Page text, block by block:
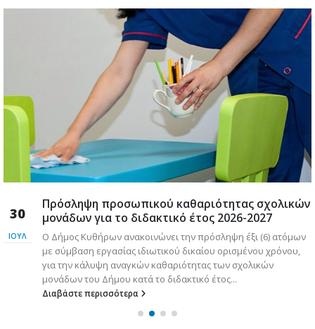
30
ΙΟΎΛ
Πρόσληψη προσωπικού καθαριότητας σχολικών
μονάδων για το διδακτικό έτος 2026-2027
Ο Δήμος Κυθήρων ανακοινώνει την πρόσληψη έξι (6) ατόμων
με σύμβαση εργασίας ιδιωτικού δικαίου ορισμένου χρόνου,
για την κάλυψη αναγκών καθαριότητας των σχολικών
μονάδων του Δήμου κατά το διδακτικό έτος...
Διαβάστε περισσότερα